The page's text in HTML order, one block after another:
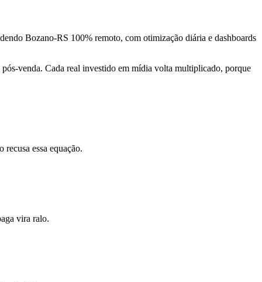
Bozano-RS 100% remoto, com otimização diária e dashboards
venda. Cada real investido em mídia volta multiplicado, porque
essa equação.
vira ralo.